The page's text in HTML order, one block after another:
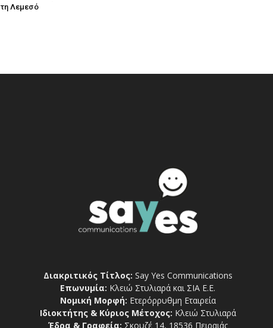
Λεμεσό
Διακριτικός Τίτλος: Say Yes Communications
Επωνυμία: Κλειώ Στυλιαρά και ΣΙΑ Ε.Ε.
Νομική Μορφή: Ετερόρρυθμη Εταιρεία
Ιδιοκτήτης & Κύριος Μέτοχος: Κλειώ Στυλιαρά
Έδρα & Γραφεία: Σκουζέ 14, 18536 Πειραιάς